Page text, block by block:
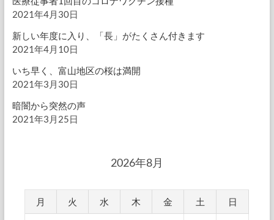
2021年4月30日
新しい年度に入り、「長」がたくさん付きます
2021年4月10日
いち早く、富山地区の桜は満開
2021年3月30日
暗闇から突然の声
2021年3月25日
2026年8月
月 火 水 木 金 土 日